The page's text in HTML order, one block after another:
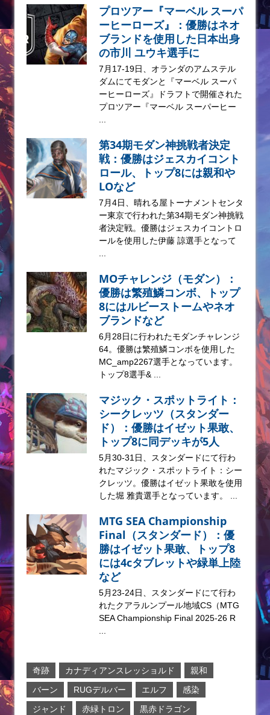
プロツアー『マーベル スーパ
ーヒーローズ』：優勝はネオ
ブランドを使用した日本出身
の市川 ユウキ選手に
7月17-19日、オランダのアムステル
ダムにてモダンと『マーベル スーパ
ーヒーローズ』ドラフトで開催された
プロツアー『マーベル スーパーヒー
第34期モダン神挑戦者決定
戦：優勝はジェスカイコント
ロール、トップ8には親和や
LOなど
7月4日、晴れる屋トーナメントセンタ
ー東京で行われた第34期モダン神挑戦
者決定戦。優勝はジェスカイコントロ
ールを使用した伊藤 諒選手となって
MOチャレンジ（モダン）：
優勝は繁殖鱗コンボ、トップ
8にはルビーストームやネオ
ブランドなど
6月28日に行われたモダンチャレンジ
64。優勝は繁殖鱗コンボを使用した
MC_amp2267選手となっています。
トップ8選手& ...
マジック・スポットライト：
シークレッツ（スタンダー
ド）：優勝はイゼット果敢、
トップ8に同デッキが5人
5月30-31日、スタンダードにて行わ
れたマジック・スポットライト：シー
クレッツ。優勝はイゼット果敢を使用
した堀 雅貴選手となっています。 ...
MTG SEA Championship
Final（スタンダード）：優
勝はイゼット果敢、トップ8
には4cタブレットや緑単上陸
など
5月23-24日、スタンダードにて行わ
れたクアラルンプール地域CS（MTG
SEA Championship Final 2025-26 R
奇跡 カナディアンスレッショルド
親和
バーン
RUGデルバー エルフ
感染
ジャンド
赤緑トロン
黒赤ドラゴン